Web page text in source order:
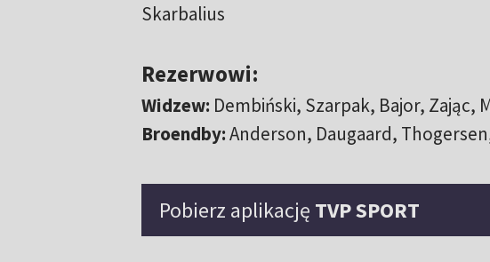
Skarbalius
Rezerwowi:
Widzew: Dembiński, Szarpak, Bajor, Zając,
Broendby:Anderson, Daugaard,
Pobierz aplikację TVP SPORT